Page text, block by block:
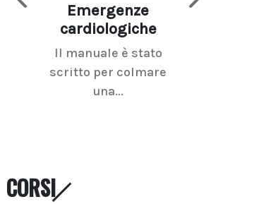
Emergenze
cardiologiche
Il manuale è stato
scritto per colmare
una...
CORSI